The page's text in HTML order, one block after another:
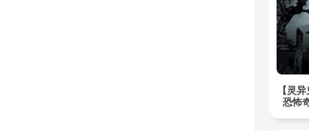
【灵
恐怖